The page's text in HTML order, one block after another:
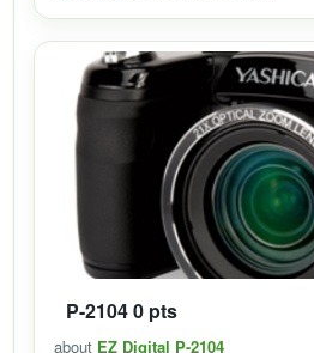
P-2104 0 pts
about EZ Digital P-2104